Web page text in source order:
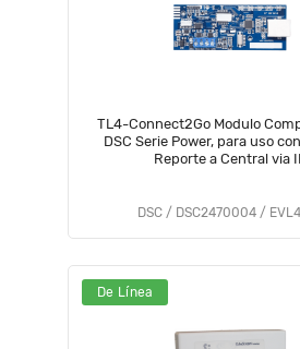
TL4-Connect2Go Modulo
DSC Serie Power, para uso
Reporte a Central via
DSC / DSC2470004 /
De Línea